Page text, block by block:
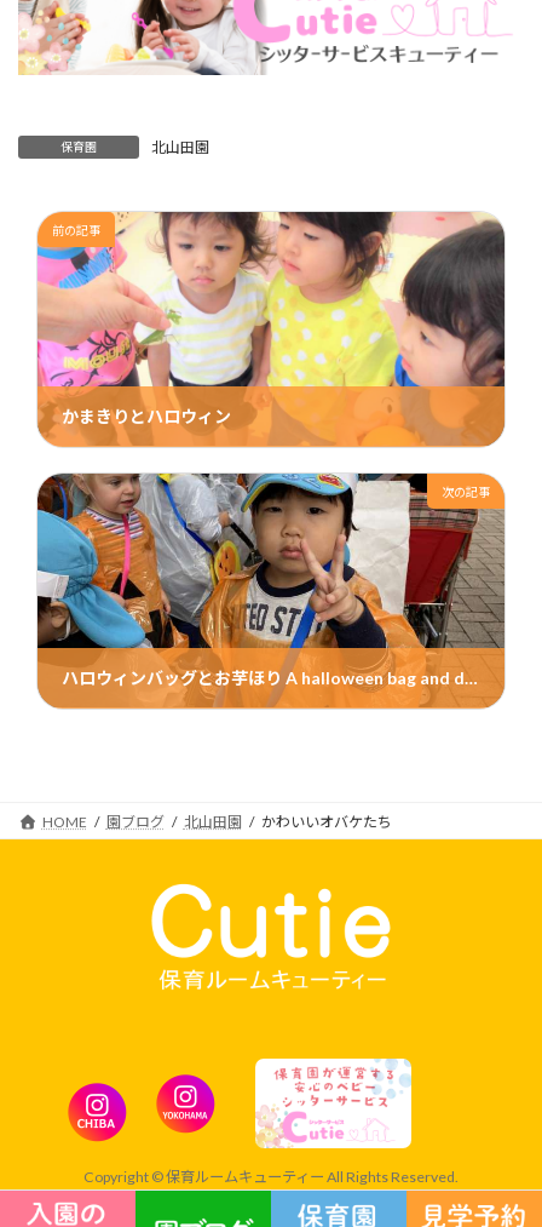
保育園 北山田園
前の記事
かまきりとハロウィン
次の記事
ハロウィンバッグとお芋ほり A halloween bag and digging sweet potatoes.
HOME 園ブログ 北山田園 かわいいオバケたち
Copyright © 保育ルームキューティー All Rights Reserved.